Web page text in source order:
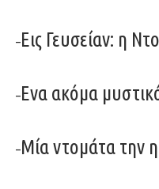
–
–Ενα ακόμα
–Μία ντομάτα την